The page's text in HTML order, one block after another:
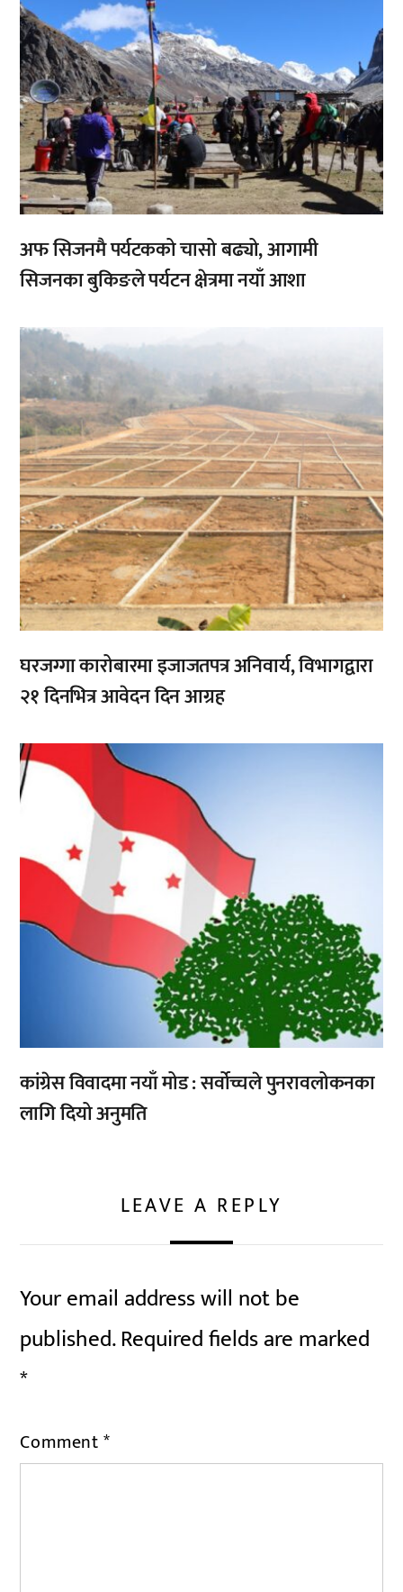
अफ सिजनमै पर्यटकको चासो बढ्यो, आगामी
सिजनका बुकिङले पर्यटन क्षेत्रमा नयाँ आशा
,
घरजग्गा कारोबारमा इजाजतपत्र अनिवार्य, विभागद्वारा
२१ दिनभित्र आवेदन दिन आग्रह
,
कांग्रेस विवादमा नयाँ मोड : सर्वोच्चले पुनरावलोकनका
लागि दियो अनुमति
LEAVE A REPLY
Your email address will not be
published.Required fields are marked
*
Comment*